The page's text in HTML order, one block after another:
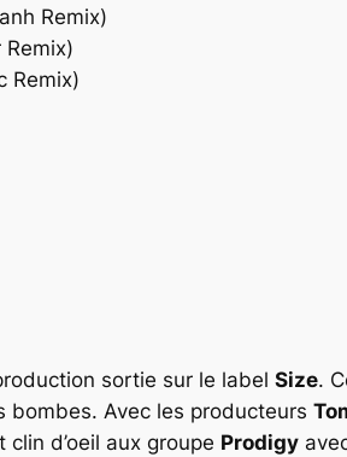
Remix)
Remix)
sortie sur le label Size.
Avec les producteurs
d’oeil aux groupe Prodigy